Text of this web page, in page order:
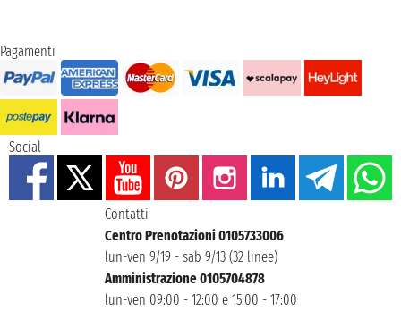
Pagamenti
Social
Contatti
Centro Prenotazioni 0105733006
lun-ven 9/19 - sab 9/13 (32 linee)
Amministrazione 0105704878
lun-ven 09:00 - 12:00 e 15:00 - 17:00